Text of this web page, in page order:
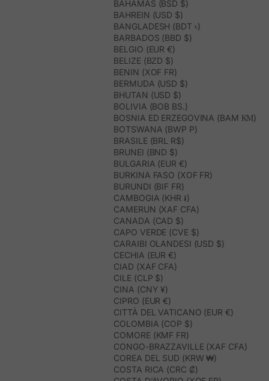
BAHAMAS (BSD $)
BAHREIN (USD $)
BANGLADESH (BDT ৳)
BARBADOS (BBD $)
BELGIO (EUR €)
BELIZE (BZD $)
BENIN (XOF FR)
BERMUDA (USD $)
BHUTAN (USD $)
BOLIVIA (BOB BS.)
BOSNIA ED ERZEGOVINA (BAM КМ)
BOTSWANA (BWP P)
BRASILE (BRL R$)
BRUNEI (BND $)
BULGARIA (EUR €)
BURKINA FASO (XOF FR)
BURUNDI (BIF FR)
CAMBOGIA (KHR ៛)
CAMERUN (XAF CFA)
CANADA (CAD $)
CAPO VERDE (CVE $)
CARAIBI OLANDESI (USD $)
CECHIA (EUR €)
CIAD (XAF CFA)
CILE (CLP $)
CINA (CNY ¥)
CIPRO (EUR €)
CITTÀ DEL VATICANO (EUR €)
COLOMBIA (COP $)
COMORE (KMF FR)
CONGO-BRAZZAVILLE (XAF CFA)
COREA DEL SUD (KRW ₩)
COSTA RICA (CRC ₡)